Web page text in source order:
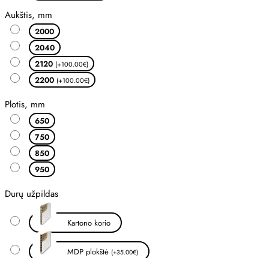
Aukštis, mm
2000
2040
2120 (+100.00€)
2200 (+100.00€)
Plotis, mm
650
750
850
950
Durų užpildas
Kartono korio
MDP plokštė (+35.00€)